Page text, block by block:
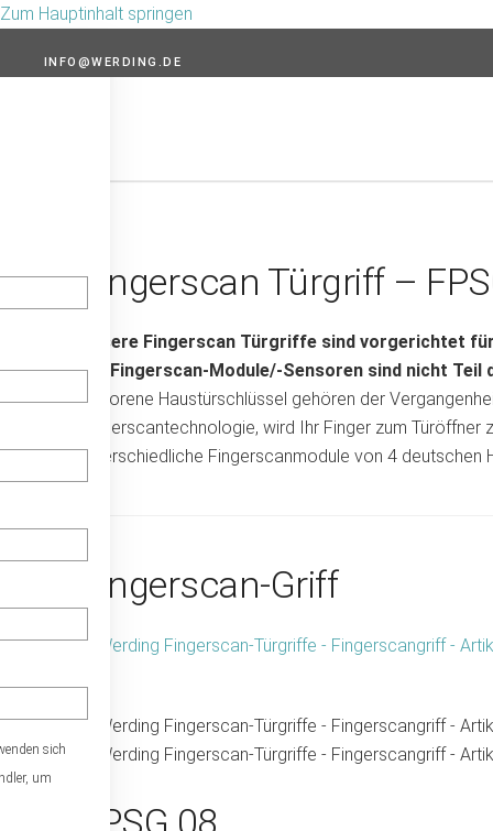
Zum Hauptinhalt springen
INFO@WERDING.DE
Fingerscan Türgriff –
Unsere Fingerscan Türgriffe sind vorgerichtet
Die Fingerscan-Module/-Sensoren sind nicht
Verlorene Haustürschlüssel gehören der
Fingerscantechnologie, wird Ihr Finger zum
unterschiedliche Fingerscanmodule von 4 deutschen
Fingerscan-Griff
sich
um